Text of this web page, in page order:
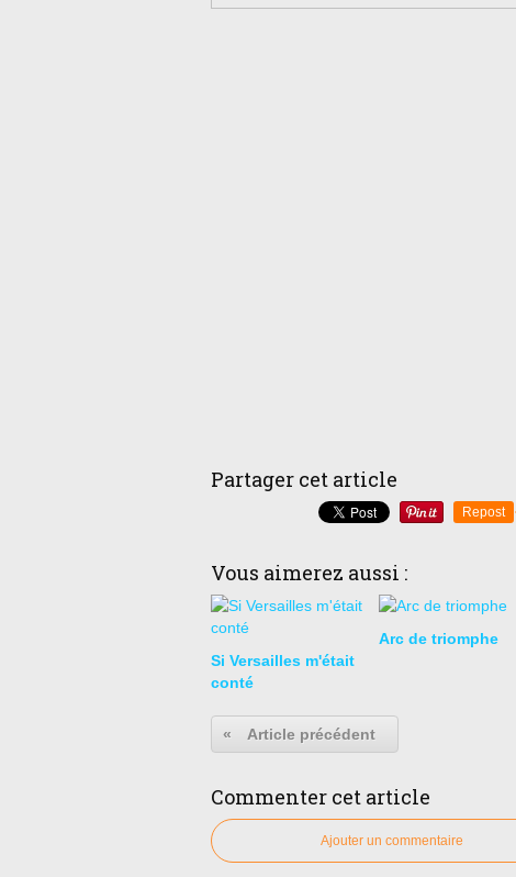
Partager cet article
Repost
Vous aimerez aussi :
Si Versailles m'était
conté
Arc de triomphe
« Article précédent
Commenter cet article
Ajouter un commentaire